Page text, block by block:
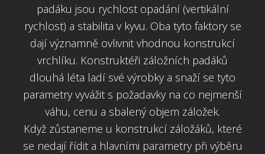
padáku jsou rychlost opadání (vertikální
rychlost) a stabilita v kyvu. Oba tyto faktory se
dají významně ovlivnit vhodnou konstrukcí
vrchlíku. Konstruktéři záložních padáků
dlouhá léta ladí své výrobky a snaží se tyto
parametry vyvážit s požadavky na co nejmenší
váhu, cenu a sbalený objem záložek.
Když zůstaneme u konstrukcí záložáků, které
se nedají řídit a hlavními parametry při výběru